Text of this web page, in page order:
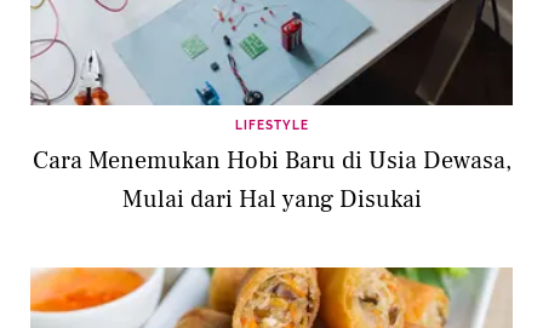
LIFESTYLE
Cara Menemukan Hobi Baru di Usia Dewasa,
Mulai dari Hal yang Disukai